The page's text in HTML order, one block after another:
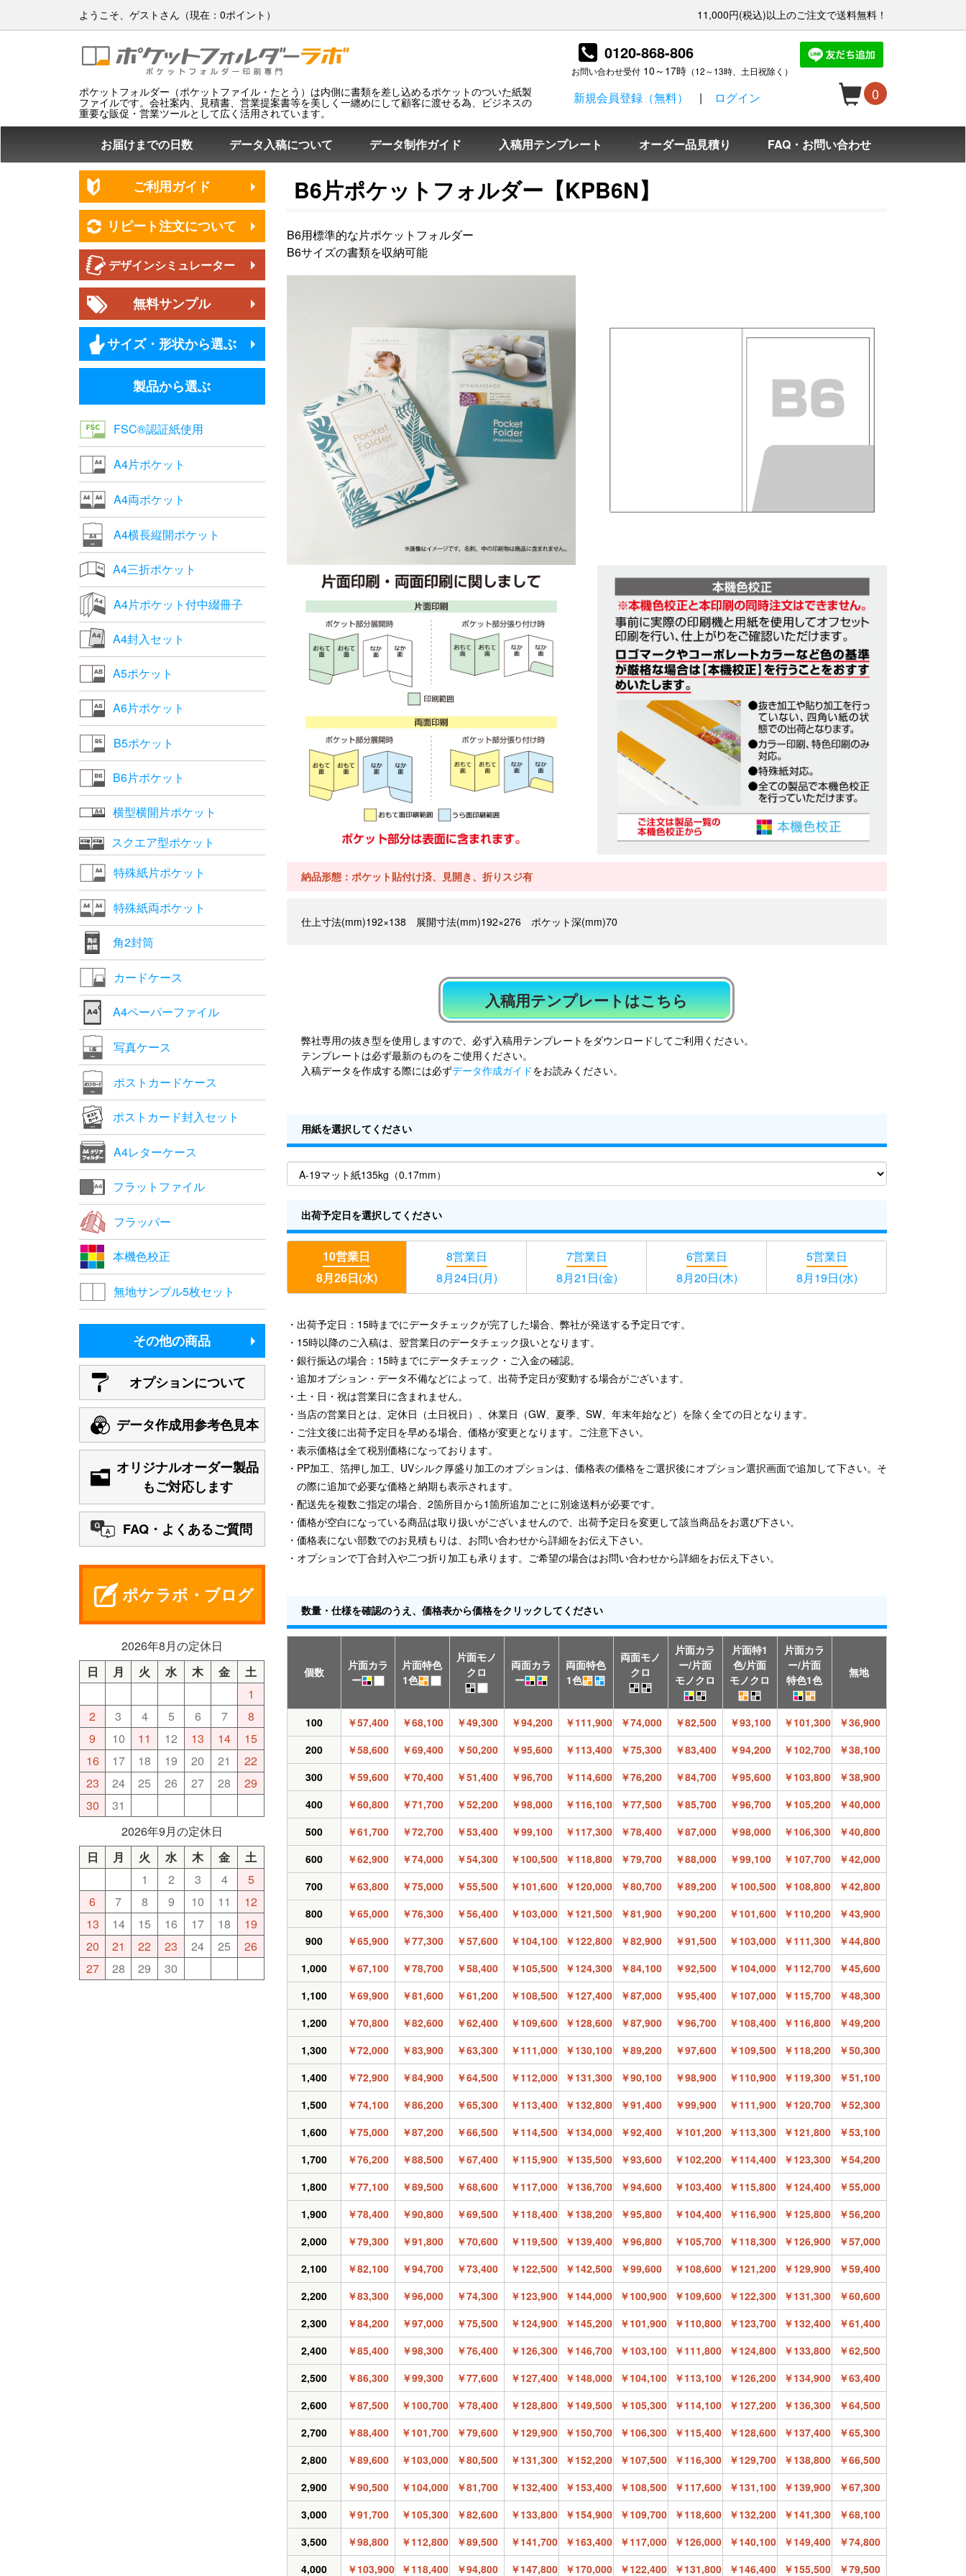
ようこそ、ゲストさん（現在：0ポイント） 11,000円(税込)以上のご注文で送料無料！
ポケットフォルダー（ポケットファイル・たとう）は内側に書類を差し込めるポケットのついた紙製
ファイルです。会社案内、見積書、営業提案書等を美しく一纏めにして顧客に渡せる為、ビジネスの
重要な販促・営業ツールとして広く活用されています。
0120-868-806
お問い合わせ受付10～17時（12～13時、土日祝除く）
新規会員登録（無料） ログイン 0
お届けまでの日数 データ入稿について データ制作ガイド 入稿用テンプレート オーダー品見積り FAQ・お問い合わせ
B6片ポケットフォルダー【KPB6N】
B6用標準的な片ポケットフォルダー
B6サイズの書類を収納可能
納品形態：ポケット貼付け済、見開き、折りスジ有
仕上寸法(mm)192×138 展開寸法(mm)192×276 ポケット深(mm)70
入稿用テンプレートはこちら
弊社専用の抜き型を使用しますので、必ず入稿用テンプレートをダウンロードしてご利用ください。
テンプレートは必ず最新のものをご使用ください。
入稿データを作成する際には必ずデータ作成ガイドをお読みください。
用紙を選択してください
出荷予定日を選択してください
10営業日
8月26日(水)
8営業日
8月24日(月)
7営業日
8月21日(金)
6営業日
8月20日(木)
5営業日
8月19日(水)
出荷予定日：15時までにデータチェックが完了した場合、弊社が発送する予定日です。
15時以降のご入稿は、翌営業日のデータチェック扱いとなります。
銀行振込の場合：15時までにデータチェック・ご入金の確認。
追加オプション・データ不備などによって、出荷予定日が変動する場合がございます。
土・日・祝は営業日に含まれません。
当店の営業日とは、定休日（土日祝日）、休業日（GW、夏季、SW、年末年始など）を除く全ての日となります。
ご注文後に出荷予定日を早める場合、価格が変更となります。ご注意下さい。
表示価格は全て税別価格になっております。
PP加工、箔押し加工、UVシルク厚盛り加工のオプションは、価格表の価格をご選択後にオプション選択画面で追加して下さい。そ
の際に追加で必要な価格と納期も表示されます。
配送先を複数ご指定の場合、2箇所目から1箇所追加ごとに別途送料が必要です。
価格が空白になっている商品は取り扱いがございませんので、出荷予定日を変更して該当商品をお選び下さい。
価格表にない部数でのお見積もりは、お問い合わせから詳細をお伝え下さい。
オプションで丁合封入や二つ折り加工も承ります。ご希望の場合はお問い合わせから詳細をお伝え下さい。
数量・仕様を確認のうえ、価格表から価格をクリックしてください
個数
片面カラ
ー
片面特色
1色
片面モノ
クロ
両面カラ
ー
両面特色
1色
両面モノ
クロ
片面カラ
ー/片面
モノクロ
片面特1
色/片面
モノクロ
片面カラ
ー/片面
特色1色
無地
100 ￥57,400 ￥68,100 ￥49,300 ￥94,200 ￥111,900 ￥74,000 ￥82,500 ￥93,100 ￥101,300
￥36,900
200
￥58,600 ￥69,400 ￥50,200 ￥95,600 ￥113,400 ￥75,300 ￥83,400 ￥94,200 ￥102,700
￥38,100
300
￥59,600 ￥70,400 ￥51,400 ￥96,700 ￥114,600 ￥76,200 ￥84,700 ￥95,600 ￥103,800
￥38,900
400
￥60,800 ￥71,700 ￥52,200 ￥98,000 ￥116,100 ￥77,500 ￥85,700 ￥96,700 ￥105,200
￥40,000
500
￥61,700 ￥72,700 ￥53,400 ￥99,100 ￥117,300 ￥78,400 ￥87,000 ￥98,000 ￥106,300
￥40,800
600
￥62,900 ￥74,000 ￥54,300 ￥100,500 ￥118,800 ￥79,700 ￥88,000 ￥99,100 ￥107,700
￥42,000
700
￥63,800 ￥75,000 ￥55,500 ￥101,600 ￥120,000 ￥80,700 ￥89,200 ￥100,500 ￥108,800
￥42,800
800
￥65,000 ￥76,300 ￥56,400 ￥103,000 ￥121,500 ￥81,900 ￥90,200 ￥101,600 ￥110,200
￥43,900
900
￥65,900 ￥77,300 ￥57,600 ￥104,100 ￥122,800 ￥82,900 ￥91,500 ￥103,000 ￥111,300
￥44,800
1,000
￥67,100 ￥78,700 ￥58,400 ￥105,500 ￥124,300 ￥84,100 ￥92,500 ￥104,000 ￥112,700
￥45,600
1,100
￥69,900 ￥81,600 ￥61,200 ￥108,500 ￥127,400 ￥87,000 ￥95,400 ￥107,000 ￥115,700
￥48,300
1,200
￥70,800 ￥82,600 ￥62,400 ￥109,600 ￥128,600 ￥87,900 ￥96,700 ￥108,400 ￥116,800
￥49,200
1,300
￥72,000 ￥83,900 ￥63,300 ￥111,000 ￥130,100 ￥89,200 ￥97,600 ￥109,500 ￥118,200
￥50,300
1,400
￥72,900 ￥84,900 ￥64,500 ￥112,000 ￥131,300 ￥90,100 ￥98,900 ￥110,900 ￥119,300
￥51,100
1,500
￥74,100 ￥86,200 ￥65,300 ￥113,400 ￥132,800 ￥91,400 ￥99,900 ￥111,900 ￥120,700
￥52,300
1,600
￥75,000 ￥87,200 ￥66,500 ￥114,500 ￥134,000 ￥92,400 ￥101,200 ￥113,300 ￥121,800
￥53,100
1,700
￥76,200 ￥88,500 ￥67,400 ￥115,900 ￥135,500 ￥93,600 ￥102,200 ￥114,400 ￥123,300
￥54,200
1,800
￥77,100 ￥89,500 ￥68,600 ￥117,000 ￥136,700 ￥94,600 ￥103,400 ￥115,800 ￥124,400
￥55,000
1,900
￥78,400 ￥90,800 ￥69,500 ￥118,400 ￥138,200 ￥95,800 ￥104,400 ￥116,900 ￥125,800
￥56,200
2,000
￥79,300 ￥91,800 ￥70,600 ￥119,500 ￥139,400 ￥96,800 ￥105,700 ￥118,300 ￥126,900
￥57,000
2,100
￥82,100 ￥94,700 ￥73,400 ￥122,500 ￥142,500 ￥99,600 ￥108,600 ￥121,200 ￥129,900
￥59,400
2,200
￥83,300 ￥96,000 ￥74,300 ￥123,900 ￥144,000 ￥100,900 ￥109,600 ￥122,300 ￥131,300
￥60,600
2,300
￥84,200 ￥97,000 ￥75,500 ￥124,900 ￥145,200 ￥101,900 ￥110,800 ￥123,700 ￥132,400
￥61,400
2,400
￥85,400 ￥98,300 ￥76,400 ￥126,300 ￥146,700 ￥103,100 ￥111,800 ￥124,800 ￥133,800
￥62,500
2,500
￥86,300 ￥99,300 ￥77,600 ￥127,400 ￥148,000 ￥104,100 ￥113,100 ￥126,200 ￥134,900
￥63,400
2,600
￥87,500 ￥100,700 ￥78,400 ￥128,800 ￥149,500 ￥105,300 ￥114,100 ￥127,200 ￥136,300
￥64,500
2,700
￥88,400 ￥101,700 ￥79,600 ￥129,900 ￥150,700 ￥106,300 ￥115,400 ￥128,600 ￥137,400
￥65,300
2,800
￥89,600 ￥103,000 ￥80,500 ￥131,300 ￥152,200 ￥107,500 ￥116,300 ￥129,700 ￥138,800
￥66,500
2,900
￥90,500 ￥104,000 ￥81,700 ￥132,400 ￥153,400 ￥108,500 ￥117,600 ￥131,100 ￥139,900
￥67,300
3,000
￥91,700 ￥105,300 ￥82,600 ￥133,800 ￥154,900 ￥109,700 ￥118,600 ￥132,200 ￥141,300
￥68,100
3,500
￥98,800 ￥112,800 ￥89,500 ￥141,700 ￥163,400 ￥117,000 ￥126,000 ￥140,100 ￥149,400
￥74,800
4,000
￥103,900 ￥118,400 ￥94,800 ￥147,800 ￥170,000 ￥122,400 ￥131,800 ￥146,400 ￥155,500 ￥79,500
ご利用ガイド
リピート注文について
デザインシミュレーター
無料サンプル
サイズ・形状から選ぶ
製品から選ぶ
FSC®認証紙使用
A4片ポケット
A4両ポケット
A4横長縦開ポケット
A4三折ポケット
A4片ポケット付中綴冊子
A4封入セット
A5ポケット
A6片ポケット
B5ポケット
B6片ポケット
横型横開片ポケット
スクエア型ポケット
特殊紙片ポケット
特殊紙両ポケット
角2封筒
カードケース
A4ペーパーファイル
写真ケース
ポストカードケース
ポストカード封入セット
A4レターケース
フラットファイル
フラッパー
本機色校正
無地サンプル5枚セット
その他の商品
オプションについて
データ作成用参考色見本
オリジナルオーダー製品
もご対応します
FAQ・よくあるご質問
ポケラボ・ブログ
2026年8月の定休日
日
月 火 水 木 金
土
1
2
3 4 5 6 7
8
9
10 11 12 13 14
15
16
17 18 19 20 21
22
23
24 25 26 27 28
29
30
31
2026年9月の定休日
日
月 火 水 木 金
土
1
2 3 4
5
6
7 8 9 10 11
12
13
14 15 16 17 18
19
20
21 22 23 24 25
26
27
28 29 30